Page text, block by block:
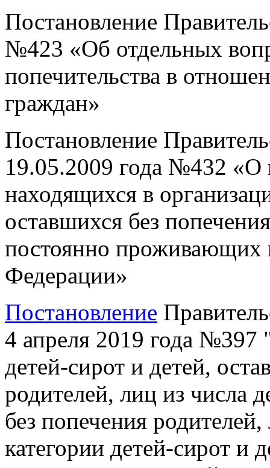
Постановление
№423 «Об отдельных
попечительства в
граждан»
Постановление
19.05.2009 года №432 «О
находящихся в
оставшихся без
постоянно проживающих
Федерации»
Постановление
4 апреля 2019 года
детей-сирот и детей,
родителей, лиц из числа
без попечения
категории детей-сирот и